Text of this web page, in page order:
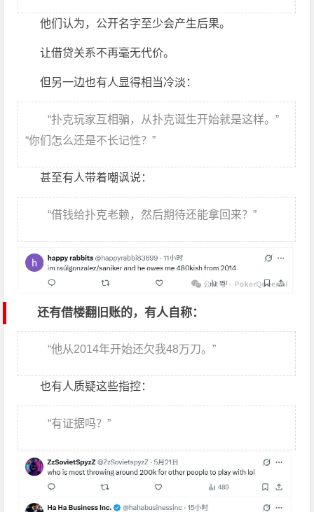
他们认为，公开名字至少会产生后果。
让借贷关系不再毫无代价。
但另一边也有人显得相当冷淡：
“扑克玩家互相骗，从扑克诞生开始就是这样。”
“你们怎么还是不长记性？”
甚至有人带着嘲讽说：
“借钱给扑克老赖，然后期待还能拿回来？”
还有借楼翻旧账的，有人自称：
“他从2014年开始还欠我48万刀。”
也有人质疑这些指控：
“有证据吗？”